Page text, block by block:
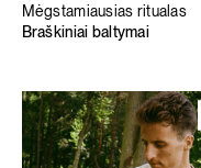
Mėgstamiausias ritualas
Braškiniai baltymai